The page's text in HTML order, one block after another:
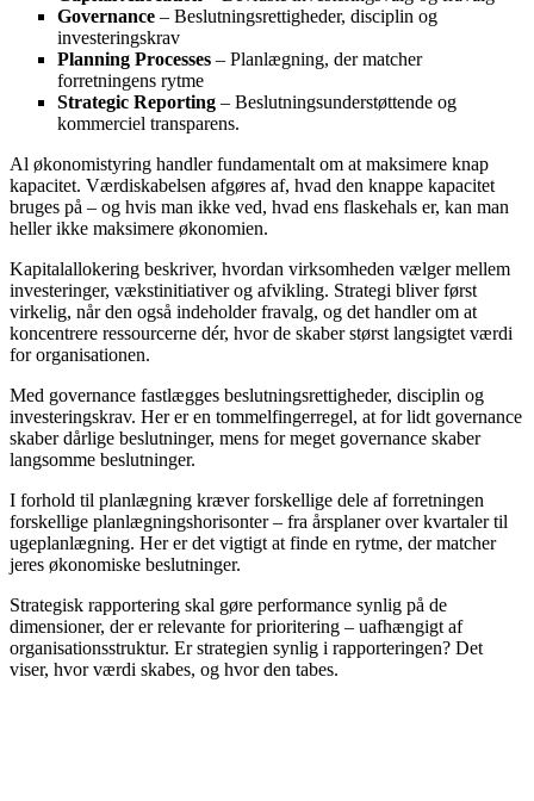
Governance – Beslutningsrettigheder, disciplin og
investeringskrav
Planning Processes – Planlægning, der matcher
forretningens rytme
Strategic Reporting – Beslutningsunderstøttende og
kommerciel transparens.
Al økonomistyring handler fundamentalt om at maksimere knap
kapacitet. Værdiskabelsen afgøres af, hvad den knappe kapacitet
bruges på – og hvis man ikke ved, hvad ens flaskehals er, kan man
heller ikke maksimere økonomien.
Kapitalallokering beskriver, hvordan virksomheden vælger mellem
investeringer, vækstinitiativer og afvikling. Strategi bliver først
virkelig, når den også indeholder fravalg, og det handler om at
koncentrere ressourcerne dér, hvor de skaber størst langsigtet værdi
for organisationen.
Med governance fastlægges beslutningsrettigheder, disciplin og
investeringskrav. Her er en tommelfingerregel, at for lidt governance
skaber dårlige beslutninger, mens for meget governance skaber
langsomme beslutninger.
I forhold til planlægning kræver forskellige dele af forretningen
forskellige planlægningshorisonter – fra årsplaner over kvartaler til
ugeplanlægning. Her er det vigtigt at finde en rytme, der matcher
jeres økonomiske beslutninger.
Strategisk rapportering skal gøre performance synlig på de
dimensioner, der er relevante for prioritering – uafhængigt af
organisationsstruktur. Er strategien synlig i rapporteringen? Det
viser, hvor værdi skabes, og hvor den tabes.